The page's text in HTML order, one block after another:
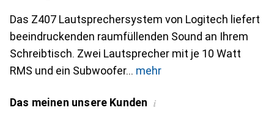
Das Z407 Lautsprechersystem von Logitech liefert
beeindruckenden raumfüllenden Sound an Ihrem
Schreibtisch. Zwei Lautsprecher mit je 10 Watt
RMS und ein Subwoofer
mehr
Das meinen unsere Kunden i